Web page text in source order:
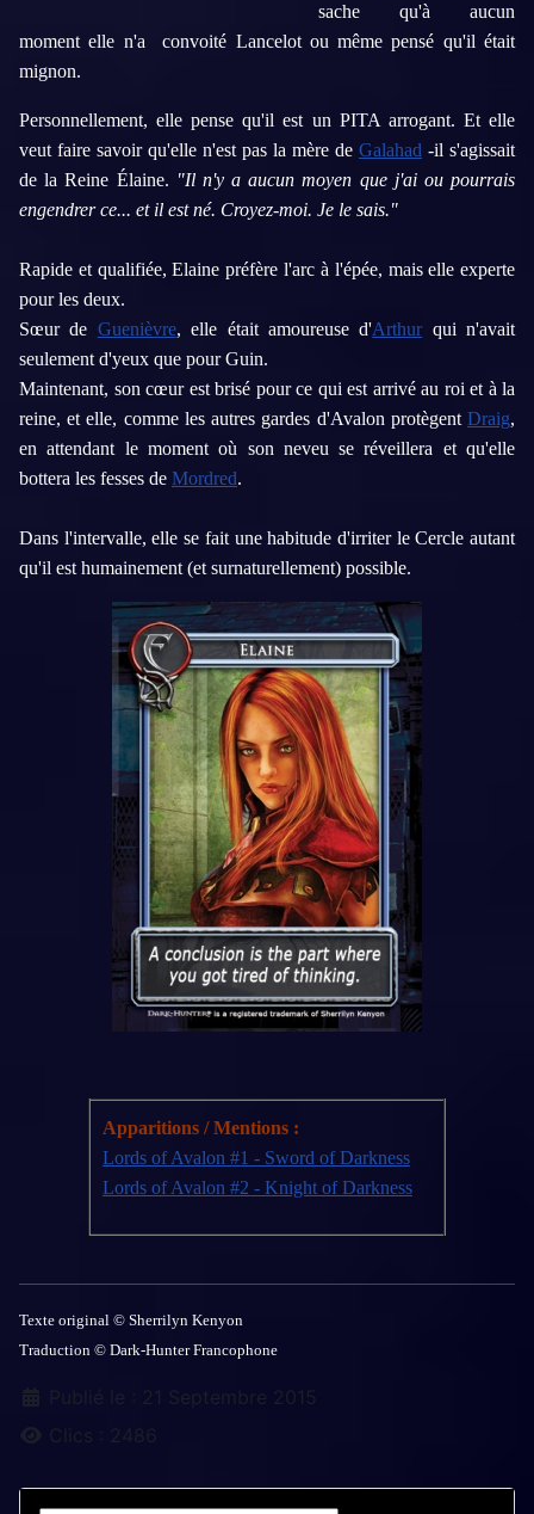
sache
qu'à aucun
moment elle n'a convoité Lancelot ou même pensé qu'il était
mignon.
Personnellement,elle pense qu'il est un PITA arrogant. Et elle
veut faire savoir qu'elle n'est pas la mère de Galahad -il s'agissait
de laReine Élaine. "Il n'y a aucunmoyen que j'ai ou pourrais
engendrer ce... et il est né. Croyez-moi. Je le sais."
Rapide et qualifiée,Elaine préfère l'arc à l'épée, mais elle experte
pour les deux.
Sœur de Guenièvre, elle était amoureuse d'Arthur qui n'avait
seulement d'yeux que pour Guin.
Maintenant, son cœur est brisé pource qui est arrivé au roi et à la
reine,et elle, comme les autres gardes d'Avalon protègent Draig,
en attendant le moment où son neveu se réveillera et qu'elle
bottera les fesses de Mordred.
Dans l'intervalle,elle se fait une habitude d'irriter le Cercle autant
qu'il est humainement (et surnaturellement) possible.
Apparitions / Mentions :
Lords of Avalon #1 - Sword of Darkness
Lords of Avalon #2 - Knight of Darkness
Texte original © Sherrilyn Kenyon
Traduction © Dark-Hunter Francophone